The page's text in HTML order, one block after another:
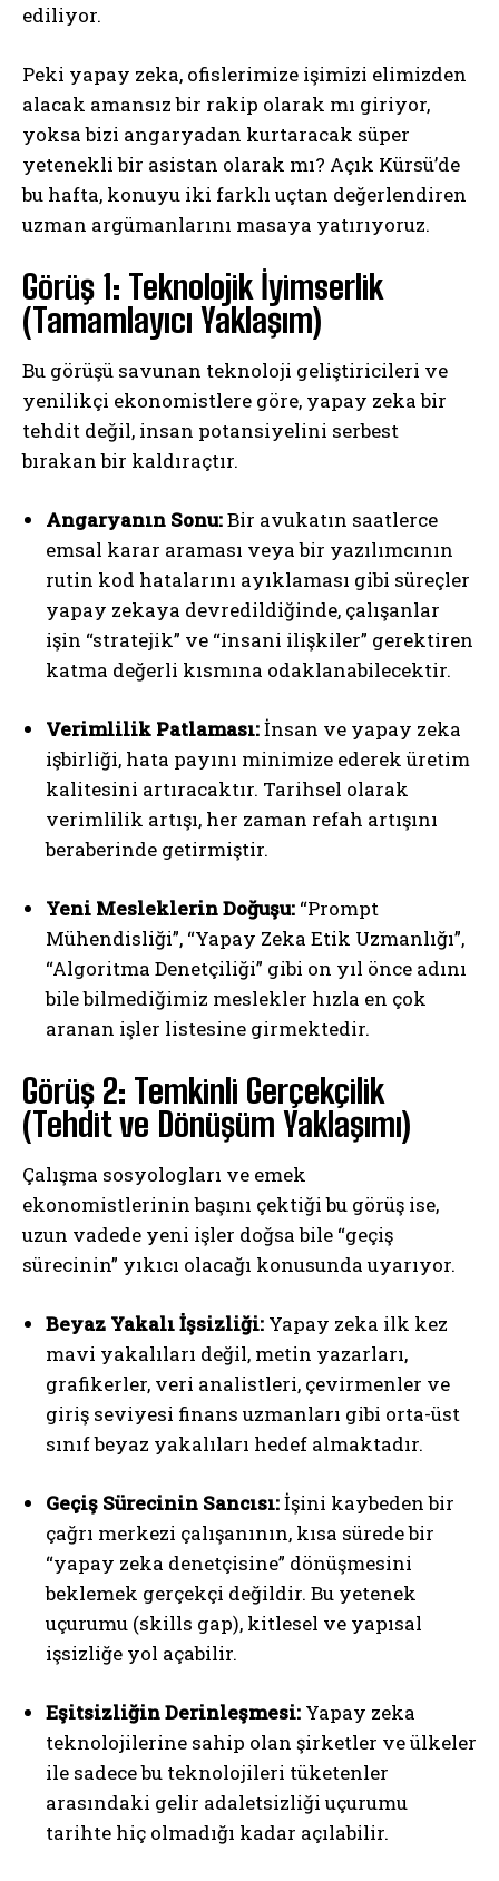
ediliyor.
Peki yapay zeka, ofislerimize işimizi elimizden
alacak amansız bir rakip olarak mı giriyor,
yoksa bizi angaryadan kurtaracak süper
yetenekli bir asistan olarak mı? Açık Kürsü’de
bu hafta, konuyu iki farklı uçtan değerlendiren
uzman argümanlarını masaya yatırıyoruz.
Görüş 1: Teknolojik İyimserlik
(Tamamlayıcı Yaklaşım)
Bu görüşü savunan teknoloji geliştiricileri ve
yenilikçi ekonomistlere göre, yapay zeka bir
tehdit değil, insan potansiyelini serbest
bırakan bir kaldıraçtır.
Angaryanın Sonu:Bir avukatın saatlerce
emsal karar araması veya bir yazılımcının
rutin kod hatalarını ayıklaması gibi süreçler
yapay zekaya devredildiğinde, çalışanlar
işin “stratejik” ve “insani ilişkiler” gerektiren
katma değerli kısmına odaklanabilecektir.
Verimlilik Patlaması:İnsan ve yapay zeka
işbirliği, hata payını minimize ederek üretim
kalitesini artıracaktır. Tarihsel olarak
verimlilik artışı, her zaman refah artışını
beraberinde getirmiştir.
Yeni Mesleklerin Doğuşu: “Prompt
Mühendisliği”, “Yapay Zeka Etik Uzmanlığı”,
“Algoritma Denetçiliği” gibi on yıl önce adını
bile bilmediğimiz meslekler hızla en çok
aranan işler listesine girmektedir.
Görüş 2: Temkinli Gerçekçilik
(Tehdit ve Dönüşüm Yaklaşımı)
Çalışma sosyologları ve emek
ekonomistlerinin başını çektiği bu görüş ise,
uzun vadede yeni işler doğsa bile “geçiş
sürecinin” yıkıcı olacağı konusunda uyarıyor.
Beyaz Yakalı İşsizliği: Yapay zeka ilk kez
mavi yakalıları değil, metin yazarları,
grafikerler, veri analistleri, çevirmenler ve
giriş seviyesi finans uzmanları gibi orta-üst
sınıf beyaz yakalıları hedef almaktadır.
Geçiş Sürecinin Sancısı:İşini kaybeden bir
çağrı merkezi çalışanının, kısa sürede bir
“yapay zeka denetçisine” dönüşmesini
beklemek gerçekçi değildir. Bu yetenek
uçurumu (skills gap), kitlesel ve yapısal
işsizliğe yol açabilir.
Eşitsizliğin Derinleşmesi: Yapay zeka
teknolojilerine sahip olan şirketler ve ülkeler
ile sadece bu teknolojileri tüketenler
arasındaki gelir adaletsizliği uçurumu
tarihte hiç olmadığı kadar açılabilir.